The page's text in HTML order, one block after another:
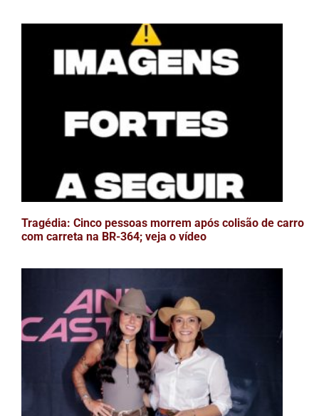
Tragédia: Cinco pessoas morrem após colisão de carro
com carreta na BR-364; veja o vídeo